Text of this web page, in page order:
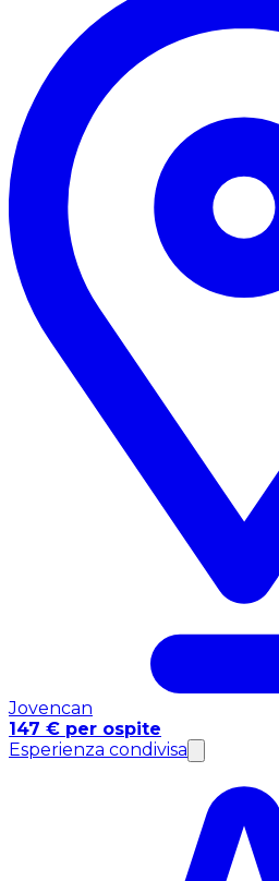
Jovencan
147 € per ospite
Esperienza condivisa